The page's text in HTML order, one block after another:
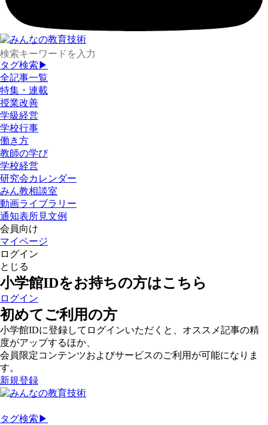
タグ検索▶
全記事一覧
特集・連載
授業改善
学級経営
学校行事
働き方
教師の学び
学校経営
研究会カレンダー
みん教相談室
動画ライブラリー
通知表所見文例
会員向け
マイページ
ログイン
とじる
小学館IDをお持ちの方はこちら
ログイン
初めてご利用の方
小学館IDに登録してログインいただくと、オススメ記事の精
度がアップするほか、
会員限定コンテンツおよびサービスのご利用が可能になりま
す。
新規登録
タグ検索▶